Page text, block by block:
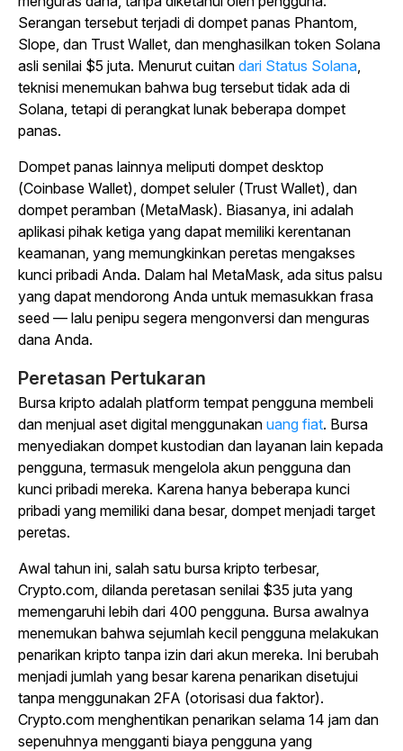
Serangan tersebut terjadi di dompet panas Phantom,
Slope, dan Trust Wallet, dan menghasilkan token Solana
asli senilai $5 juta. Menurut cuitan dari Status Solana,
teknisi menemukan bahwa bug tersebut tidak ada di
Solana, tetapi di perangkat lunak beberapa dompet
panas.
Dompet panas lainnya meliputi dompet desktop
(Coinbase Wallet), dompet seluler (Trust Wallet), dan
dompet peramban (MetaMask). Biasanya, ini adalah
aplikasi pihak ketiga yang dapat memiliki kerentanan
keamanan, yang memungkinkan peretas mengakses
kunci pribadi Anda. Dalam hal MetaMask, ada situs palsu
yang dapat mendorong Anda untuk memasukkan frasa
seed — lalu penipu segera mengonversi dan menguras
dana Anda.
Peretasan Pertukaran
Bursa kripto adalah platform tempat pengguna membeli
dan menjual aset digital menggunakan uang fiat. Bursa
menyediakan dompet kustodian dan layanan lain kepada
pengguna, termasuk mengelola akun pengguna dan
kunci pribadi mereka. Karena hanya beberapa kunci
pribadi yang memiliki dana besar, dompet menjadi target
peretas.
Awal tahun ini, salah satu bursa kripto terbesar,
Crypto.com, dilanda peretasan senilai $35 juta yang
memengaruhi lebih dari 400 pengguna. Bursa awalnya
menemukan bahwa sejumlah kecil pengguna melakukan
penarikan kripto tanpa izin dari akun mereka. Ini berubah
menjadi jumlah yang besar karena penarikan disetujui
tanpa menggunakan 2FA (otorisasi dua faktor).
Crypto.com menghentikan penarikan selama 14 jam dan
sepenuhnya mengganti biaya pengguna yang